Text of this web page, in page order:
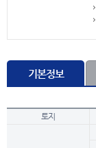
기본정보
토지